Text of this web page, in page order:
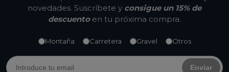
novedades. Suscríbete y consigue un 15% de
descuentoen tu próxima compra.
Montaña Carretera Gravel Otros
Enviar